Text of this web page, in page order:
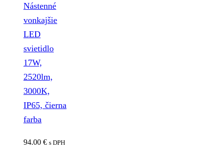
Nástenné
vonkajšie
LED
svietidlo
17W,
2520lm,
3000K,
IP65, čierna
farba
94.00 € s DPH